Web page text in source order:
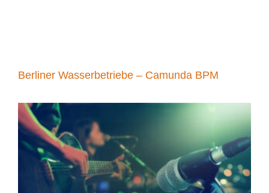
Berliner Wasserbetriebe – Camunda BPM